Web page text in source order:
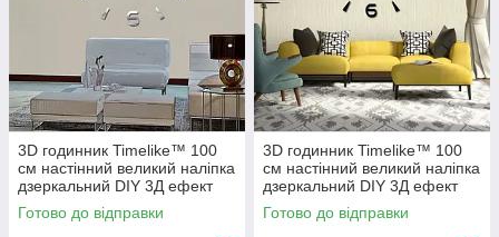
3D годинник Timelike™ 100
см настінний великий наліпка
дзеркальний DIY 3Д ефект
Арабські2-S сріблястий
Готово до відправки
3D годинник Timelike™ 100
см настінний великий наліпка
дзеркальний DIY 3Д ефект
Арабські2-B в їдальню
чорний
Готово до відправки